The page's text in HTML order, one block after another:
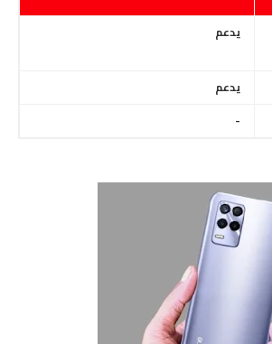
يدعم
يدعم
-